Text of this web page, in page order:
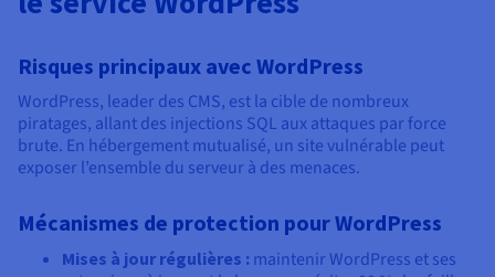
Risques principaux avec WordPress
WordPress, leader des CMS, est la cible de nombreux
piratages, allant des injections SQL aux attaques par force
brute. En hébergement mutualisé, un site vulnérable peut
exposer l’ensemble du serveur à des menaces.
Mécanismes de protection pour WordPress
Mises à jour régulières : maintenir WordPress et ses